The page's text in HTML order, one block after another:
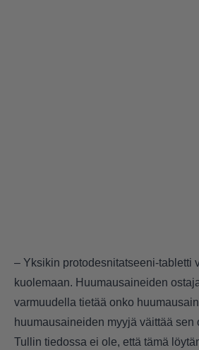
– Yksikin protodesnitatseeni-tabletti
kuolemaan. Huumausaineiden
varmuudella tietää onko
huumausaineiden myyjä väittää sen
Tullin tiedossa ei ole, että tämä